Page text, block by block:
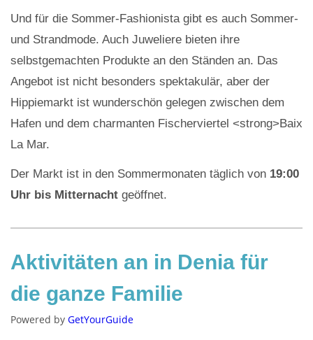
Und für die Sommer-Fashionista gibt es auch Sommer-
und Strandmode. Auch Juweliere bieten ihre
selbstgemachten Produkte an den Ständen an. Das
Angebot ist nicht besonders spektakulär, aber der
Hippiemarkt ist wunderschön gelegen zwischen dem
Hafen und dem charmanten Fischerviertel <strong>Baix
La Mar.
Der Markt ist in den Sommermonaten täglich von 19:00
Uhr bis Mitternacht geöffnet.
Aktivitäten an in Denia für
die ganze Familie
Powered by GetYourGuide